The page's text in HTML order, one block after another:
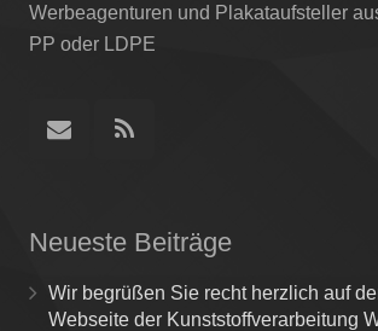
Werbeagenturen und Plakataufsteller
PP oder LDPE
Neueste Beiträge
Wir begrüßen Sie recht herzlich auf
Webseite der Kunststoffverarbeitung